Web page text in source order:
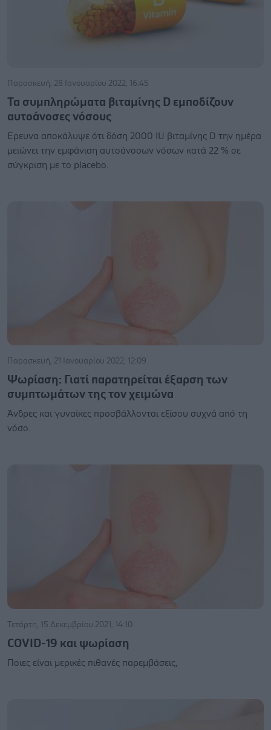
Παρασκευή, 28 Ιανουαρίου 2022, 16:45
Τα συμπληρώματα βιταμίνης D εμποδίζουν
αυτοάνοσες νόσους
Ερευνα αποκάλυψε ότι δόση 2000 IU βιταμίνης D την ημέρα
μειώνει την εμφάνιση αυτοάνοσων νόσων κατά 22 % σε
σύγκριση με το placebo.
Παρασκευή, 21 Ιανουαρίου 2022, 12:09
Ψωρίαση: Γιατί παρατηρείται έξαρση των
συμπτωμάτων της τον χειμώνα
Άνδρες και γυναίκες προσβάλλονται εξίσου συχνά από τη
νόσο.
Τετάρτη, 15 Δεκεμβρίου 2021, 14:10
COVID-19 και ψωρίαση
Ποιες είναι μερικές πιθανές παρεμβάσεις;